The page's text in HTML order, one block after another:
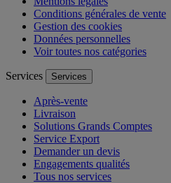
Conditions générales de vente
Gestion des cookies
Données personnelles
Voir toutes nos catégories
Services Services
Après-vente
Livraison
Solutions Grands Comptes
Service Export
Demander un devis
Engagements qualités
Tous nos services